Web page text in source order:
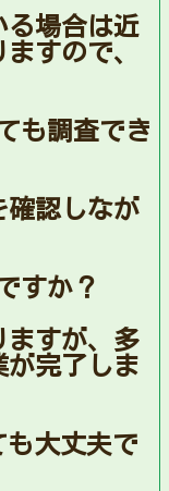
る場合は近
すので、
も調査でき
確認しなが
すか？
ますが、多
が完了しま
大丈夫で